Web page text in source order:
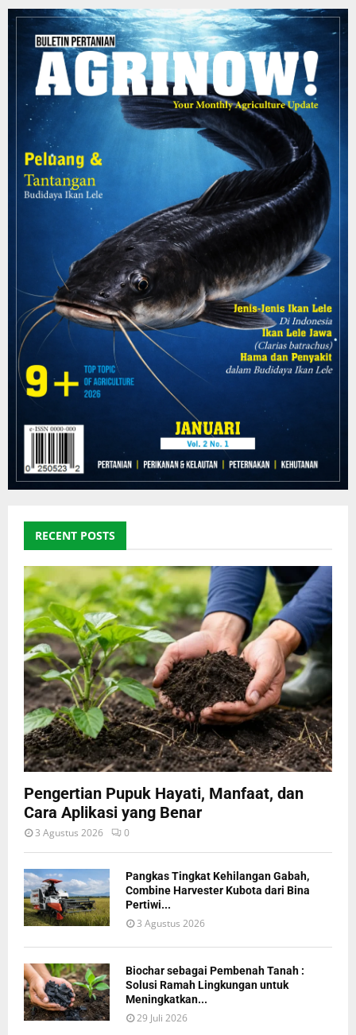
RECENT POSTS
Pengertian Pupuk Hayati, Manfaat, dan
Cara Aplikasi yang Benar
3 Agustus 2026 0
Pangkas Tingkat Kehilangan Gabah,
Combine Harvester Kubota dari Bina
Pertiwi...
3 Agustus 2026
Biochar sebagai Pembenah Tanah :
Solusi Ramah Lingkungan untuk
Meningkatkan...
29 Juli 2026